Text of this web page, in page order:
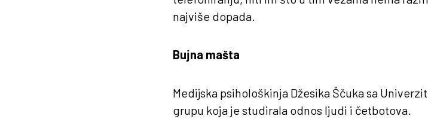
najviše dopada.
Buјna mašta
Medijska psihološkinja Džesika Ščuka sa
grupu koja je studirala odnos ljudi i četbotova.